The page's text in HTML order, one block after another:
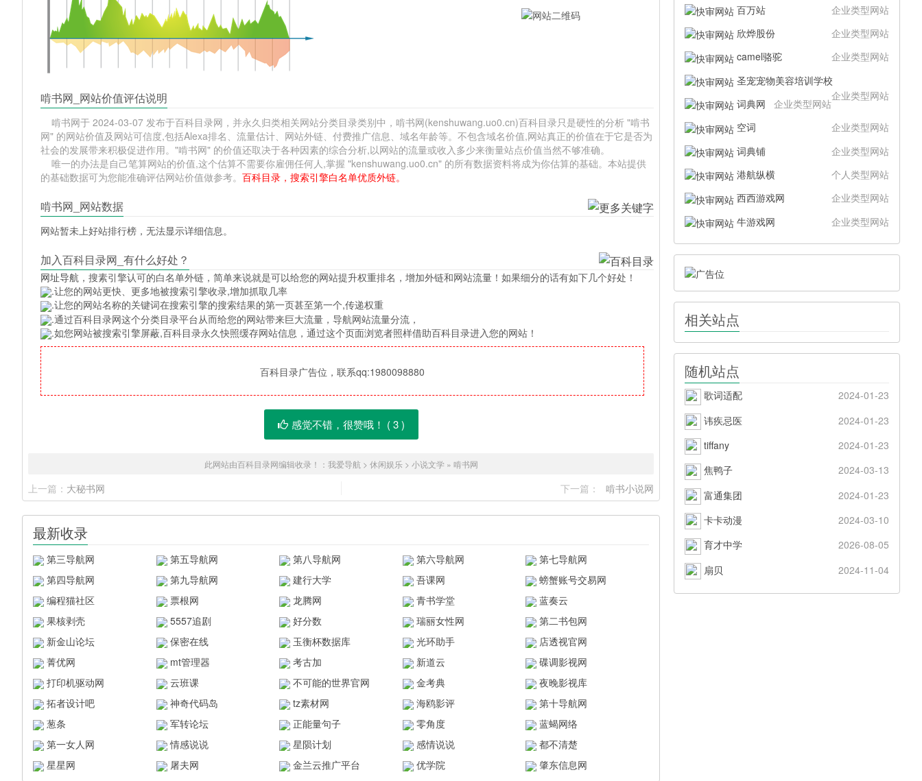
啃书网_网站价值评估说明
啃书网于 2024-03-07 发布于百科目录网，并永久归类相关网站分类目录类别中，啃书网(kenshuwang.uo0.cn)百科目录只是硬性的分析 "啃书
网" 的网站价值及网站可信度,包括Alexa排名、流量估计、网站外链、付费推广信息、域名年龄等。不包含域名价值,网站真正的价值在于它是否为
社会的发展带来积极促进作用。"啃书网" 的价值还取决于各种因素的综合分析,以网站的流量或收入多少来衡量站点价值当然不够准确。
唯一的办法是自己笔算网站的价值,这个估算不需要你雇佣任何人,掌握 "kenshuwang.uo0.cn" 的所有数据资料将成为你估算的基础。本站提供
的基础数据可为您能准确评估网站价值做参考。百科目录，搜索引擎白名单优质外链。
啃书网_网站数据
网站暂未上好站排行榜，无法显示详细信息。
加入百科目录网_有什么好处？
网址导航 ，搜素引擎认可的白名单外链，简单来说就是可以给您的网站提升权重排名，增加外链和网站流量！如果细分的话有如下几个好处！
.让您的网站更快、更多地被搜索引擎收录,增加抓取几率
.让您的网站名称的关键词在搜索引擎的搜索结果的第一页甚至第一个,传递权重
.通过百科目录网这个分类目录平台从而给您的网站带来巨大流量，导航网站流量分流，
.如您网站被搜索引擎屏蔽,百科目录永久快照缓存网站信息，通过这个页面浏览者照样借助百科目录进入您的网站！
百科目录广告位，联系qq:1980098880
感觉不错，很赞哦！ ( 3)
此网站由百科目录网编辑收录！： 我爱导航 > 休闲娱乐> 小说文学 » 啃书网
上一篇： 大秘书网 下一篇： 啃书小说网
最新收录
第三导航网 第五导航网 第八导航网 第六导航网
第七导航网
第四导航网
第九导航网 建行大学 吾课网
螃蟹账号交易网
编程猫社区
票根网 龙腾网 青书学堂
蓝奏云
果核剥壳
5557追剧 好分数 瑞丽女性网
第二书包网
新金山论坛
保密在线 玉衡杯数据库 光环助手
店透视官网
菁优网
mt管理器 考古加 新道云
碟调影视网
打印机驱动网
云班课 不可能的世界官网 金考典
夜晚影视库
拓者设计吧
神奇代码岛 tz素材网 海鸥影评
第十导航网
葱条
军转论坛 正能量句子 零角度
蓝蝎网络
第一女人网
情感说说 星陨计划 感情说说
都不清楚
星星网
屠夫网 金兰云推广平台 优学院 肇东信息网
百万站
企业类型网站
欣烨股份
企业类型网站
camel骆驼
企业类型网站
圣宠宠物美容培训学校
企业类型网站
词典网
企业类型网站
空词
企业类型网站
词典铺
企业类型网站
港航纵横
个人类型网站
西西游戏网
企业类型网站
牛游戏网
企业类型网站
相关站点
随机站点
歌词适配
2024-01-23
讳疾忌医
2024-01-23
tiffany
2024-01-23
焦鸭子
2024-03-13
富通集团
2024-01-23
卡卡动漫
2024-03-10
育才中学
2026-08-05
扇贝
2024-11-04